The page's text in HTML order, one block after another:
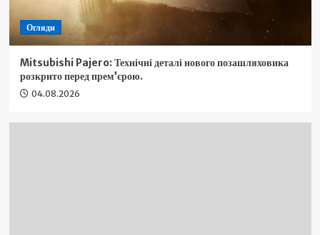
Огляди
Mitsubishi Pajero: Технічні деталі нового позашляховика
розкрито перед прем’єрою.
04.08.2026